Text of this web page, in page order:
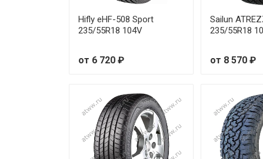
Hifly eHF-508 Sport
235/55R18 104V
от 6 720 ₽
Sailun
235/55R18
от 8 570 ₽